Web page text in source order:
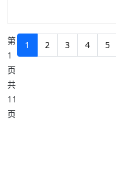
第
1
页
共
11
页
1 2 3 4 5